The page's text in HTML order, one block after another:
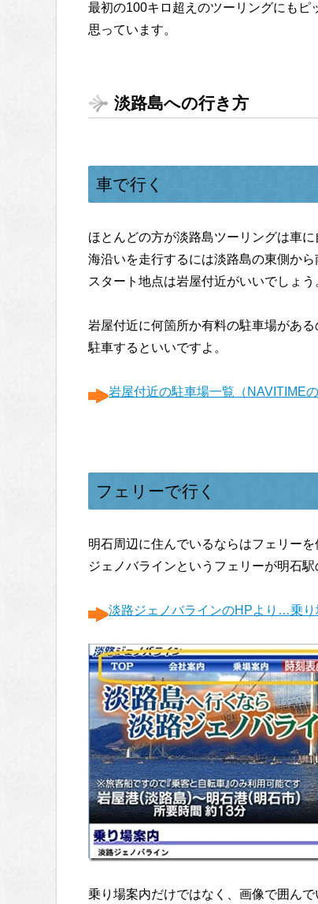
最初の100キロ超えのツーリングにもピ
思っています。
淡路島への行き方
車で行く
ほとんどの方が淡路島ツーリングは車
海沿いを走行するには淡路島の東側か
スタート地点は岩屋付近がいいでしょう
岩屋付近に何箇所か有料の駐車場があ
駐車するといいですよ。
岩屋付近の駐車場一覧（NAVITIMEの
フェリーで行く
明石周辺に住んでいるならはフェリーを
ジェノバラインというフェリーが明石駅
淡路ジェノバラインのHPより…乗り
乗り場案内だけではなく、画像で囲んで